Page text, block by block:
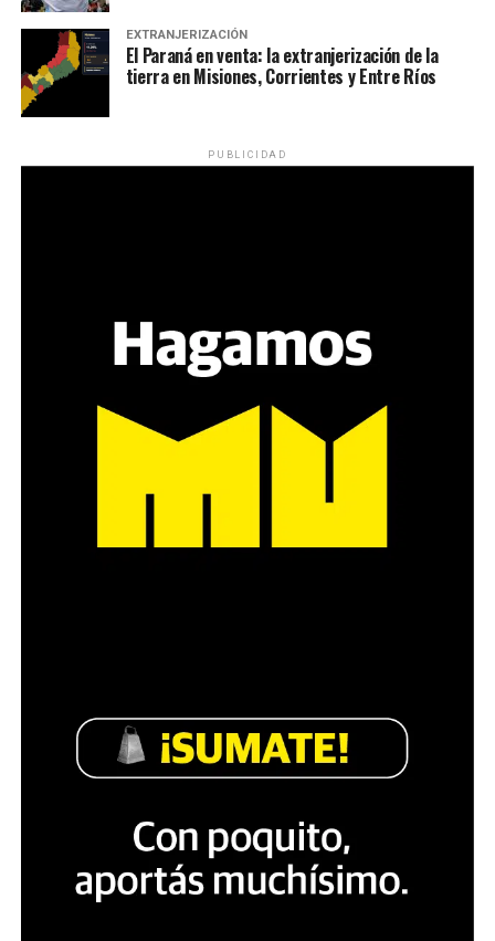
EXTRANJERIZACIÓN
El Paraná en venta: la extranjerización de la
tierra en Misiones, Corrientes y Entre Ríos
PUBLICIDAD